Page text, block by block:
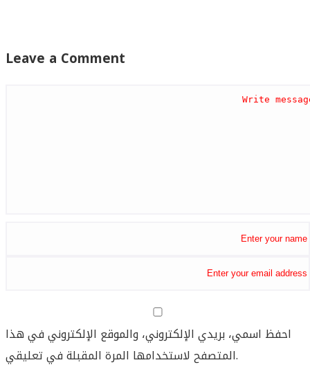
Leave a Comment
احفظ اسمي، بريدي الإلكتروني، والموقع الإلكتروني في هذا
المتصفح لاستخدامها المرة المقبلة في تعليقي.